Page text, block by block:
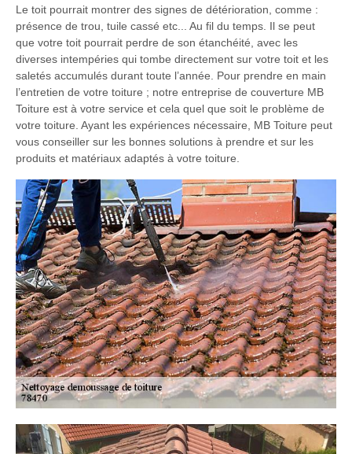
Le toit pourrait montrer des signes de détérioration, comme :
présence de trou, tuile cassé etc... Au fil du temps. Il se peut
que votre toit pourrait perdre de son étanchéité, avec les
diverses intempéries qui tombe directement sur votre toit et les
saletés accumulés durant toute l’année. Pour prendre en main
l’entretien de votre toiture ; notre entreprise de couverture MB
Toiture est à votre service et cela quel que soit le problème de
votre toiture. Ayant les expériences nécessaire, MB Toiture peut
vous conseiller sur les bonnes solutions à prendre et sur les
produits et matériaux adaptés à votre toiture.